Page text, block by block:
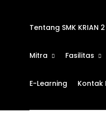
Tentang SMK KRIAN 2
Mitra Fasilitas
E-Learning Kontak